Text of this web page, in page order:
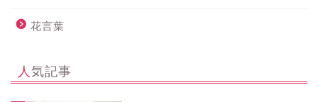
花言葉
人気記事